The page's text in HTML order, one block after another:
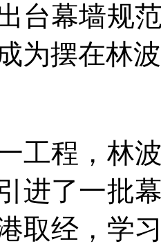
台幕墙规
为摆在林
工程，林
进了一批
取经，学